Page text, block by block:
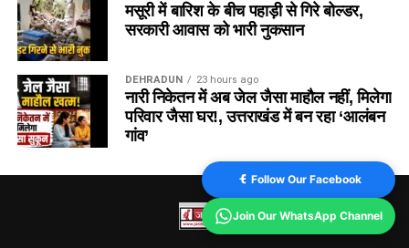
मसूरी में बारिश के बीच पहाड़ी से गिरे बोल्डर,
सरकारी आवास को भारी नुकसान
DEHRADUN 23 hours ago
नारी निकेतन में अब जेल जैसा माहौल नहीं, मिलेगा
परिवार जैसा घर!, उत्तराखंड में बन रहा ‘आलंबन
गांव’
Follow Our Facebook
Join Our WhatsApp Channel